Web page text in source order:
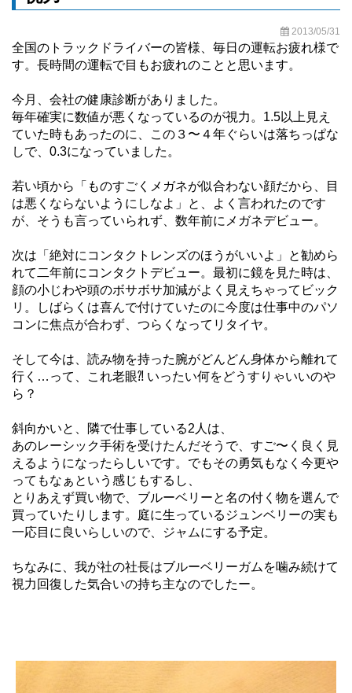
2013/05/31
全国のトラックドライバーの皆様、毎日の運転お疲れ様で
す。長時間の運転で目もお疲れのことと思います。
今月、会社の健康診断がありました。
毎年確実に数値が悪くなっているのが視力。1.5以上見え
ていた時もあったのに、この３〜４年ぐらいは落ちっぱな
しで、0.3になっていました。
若い頃から「ものすごくメガネが似合わない顔だから、目
は悪くならないようにしなよ」と、よく言われたのです
が、そうも言っていられず、数年前にメガネデビュー。
次は「絶対にコンタクトレンズのほうがいいよ」と勧めら
れて二年前にコンタクトデビュー。最初に鏡を見た時は、
顔の小じわや頭のボサボサ加減がよく見えちゃってビック
リ。しばらくは喜んで付けていたのに今度は仕事中のパソ
コンに焦点が合わず、つらくなってリタイヤ。
そして今は、読み物を持った腕がどんどん身体から離れて
行く…って、これ老眼⁈ いったい何をどうすりゃいいのや
ら？
斜向かいと、隣で仕事している2人は、
あのレーシック手術を受けたんだそうで、すご〜く良く見
えるようになったらしいです。でもその勇気もなく今更や
ってもなぁという感じもするし、
とりあえず買い物で、ブルーベリーと名の付く物を選んで
買っていたりします。庭に生っているジュンベリーの実も
一応目に良いらしいので、ジャムにする予定。
ちなみに、我が社の社長はブルーベリーガムを噛み続けて
視力回復した気合いの持ち主なのでしたー。